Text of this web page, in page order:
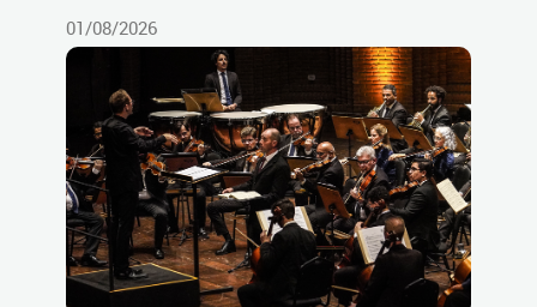
01/08/2026